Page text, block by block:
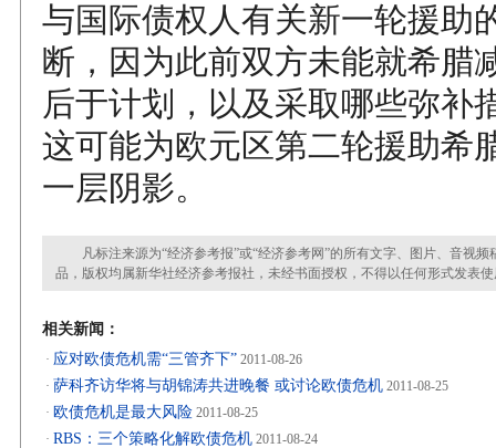
与国际债权人有关新一轮援助
断，因为此前双方未能就希腊
后于计划，以及采取哪些弥补
这可能为欧元区第二轮援助希
一层阴影。
凡标注来源为“经济参考报”或“经济参考网”的所有文字、图片、音视频
品，版权均属新华社经济参考报社，未经书面授权，不得以任何形式发表
相关新闻：
· 应对欧债危机需“三管齐下” 2011-08-26
· 萨科齐访华将与胡锦涛共进晚餐 或讨论欧债危机 2011-08-25
· 欧债危机是最大风险 2011-08-25
· RBS：三个策略化解欧债危机 2011-08-24